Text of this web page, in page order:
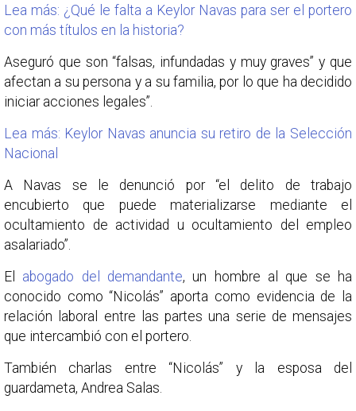
Lea más: ¿Qué le falta a Keylor Navas para ser el portero
con más títulos en la historia?
Aseguró que son “falsas, infundadas y muy graves” y que
afectan a su persona y a su familia, por lo que ha decidido
iniciar acciones legales”.
Lea más: Keylor Navas anuncia su retiro de la Selección
Nacional
A Navas se le denunció por “el delito de trabajo
encubierto que puede materializarse mediante el
ocultamiento de actividad u ocultamiento del empleo
asalariado”.
El abogado del demandante, un hombre al que se ha
conocido como “Nicolás” aporta como evidencia de la
relación laboral entre las partes una serie de mensajes
que intercambió con el portero.
También charlas entre “Nicolás” y la esposa del
guardameta, Andrea Salas.